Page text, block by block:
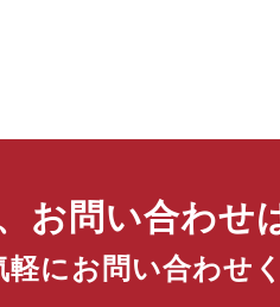
お問い合わせ
軽にお問い合わせ